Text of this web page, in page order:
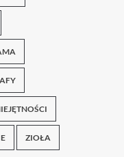
ZIOŁA